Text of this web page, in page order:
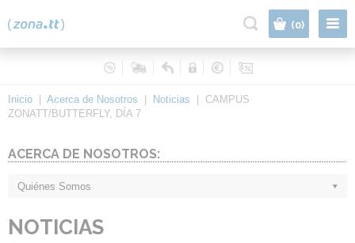
(0)
Inicio Acerca de Nosotros Noticias
CAMPUS
ZONATT/BUTTERFLY, DÍA 7
ACERCA DE NOSOTROS:
Quiénes Somos
NOTICIAS